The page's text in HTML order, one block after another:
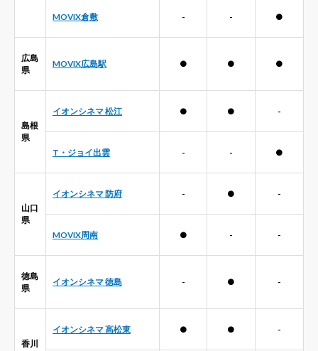
MOVIX倉敷 - - ●
広島
県
MOVIX広島駅 ● ● ●
島根
県
イオンシネマ 松江 ● ● -
T・ジョイ出雲 - - ●
山口
県
イオンシネマ 防府 - ● -
MOVIX周南 ● - -
徳島
県
イオンシネマ 徳島 - ● -
香川
イオンシネマ 高松東 ● ● -